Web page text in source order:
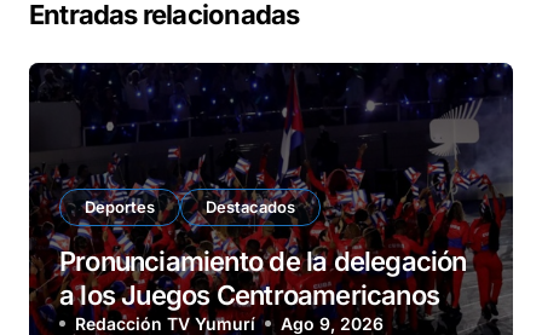
Entradas relacionadas
Deportes Destacados
Pronunciamiento de la delegación
a los Juegos Centroamericanos
Redacción TV Yumurí Ago 9, 2026